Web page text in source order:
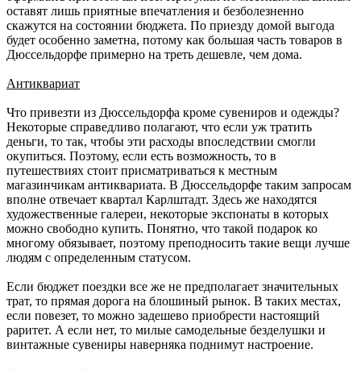
оставят лишь приятные впечатления и безболезненно
скажутся на состоянии бюджета. По приезду домой выгода
будет особенно заметна, потому как большая часть товаров в
Дюссельдорфе примерно на треть дешевле, чем дома.
Антиквариат
Что привезти из Дюссельдорфа кроме сувениров и одежды?
Некоторые справедливо полагают, что если уж тратить
деньги, то так, чтобы эти расходы впоследствии смогли
окупиться. Поэтому, если есть возможность, то в
путешествиях стоит присматриваться к местным
магазинчикам антиквариата. В Дюссельдорфе таким запросам
вполне отвечает квартал Карлштадт. Здесь же находятся
художественные галереи, некоторые экспонаты в которых
можно свободно купить. Понятно, что такой подарок ко
многому обязывает, поэтому преподносить такие вещи лучше
людям с определенным статусом.
Если бюджет поездки все же не предполагает значительных
трат, то прямая дорога на блошиный рынок. В таких местах,
если повезет, то можно задешево приобрести настоящий
раритет. А если нет, то милые самодельные безделушки и
винтажные сувениры наверняка поднимут настроение.